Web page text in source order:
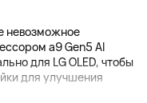
невозможное
a9 Gen5 AI
для LG OLED, чтобы
для улучшения